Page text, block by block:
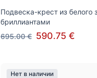
Подвеска-крест из белого
бриллиантами
695.00 € 590.75 €
Нет в наличии